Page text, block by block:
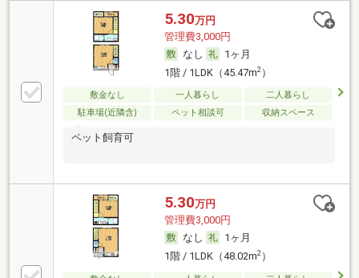
5.30万円
管理費3,000円
なし
1ヶ月
1階 / 1LDK（45.47m2）
敷金なし 一人暮らし
二人暮らし
駐車場(近隣含)
ペット相談可 収納スペース
ペット飼育可
5.30万円
管理費3,000円
なし
1ヶ月
1階 / 1LDK（48.02m2）